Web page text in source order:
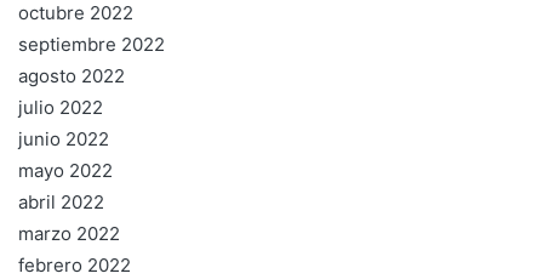
octubre 2022
septiembre 2022
agosto 2022
julio 2022
junio 2022
mayo 2022
abril 2022
marzo 2022
febrero 2022